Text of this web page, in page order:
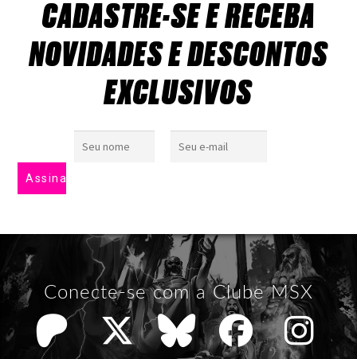
CADASTRE-SE E RECEBA
NOVIDADES E DESCONTOS
EXCLUSIVOS
Conecte-se com a Clube MSX